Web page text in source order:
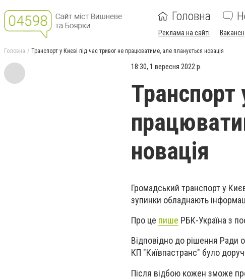
Головна
Реклама на сайті Вакансії
Головна Транспорт у Києві під час тривог не працюватиме, але планується новація
18:30, 1 вересня 2022 р.
Транспорт
новація
Громадський транспорт у
зупинки обладнають
Про це пише РБК-Україна з
Відповідно до рішення Ради
КП "Київпастранс" було
Після відбою кожен зможе